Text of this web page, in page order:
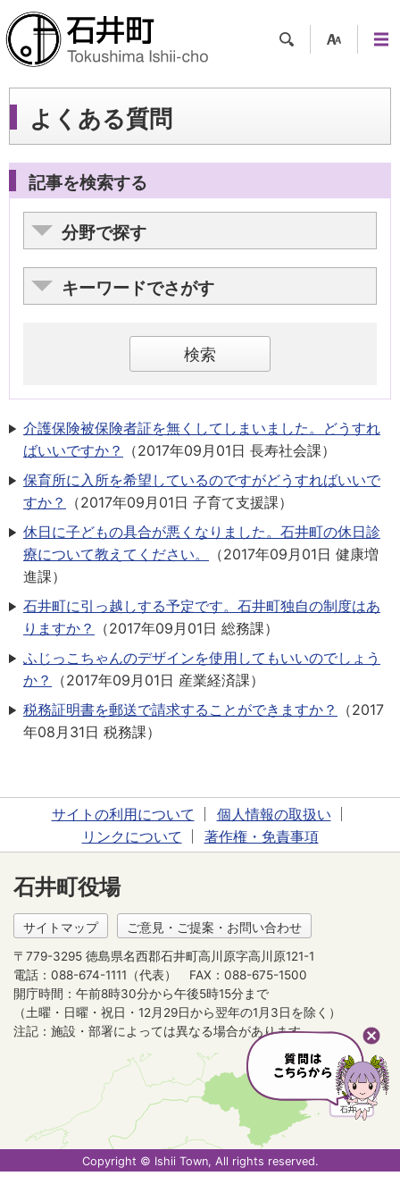
ツー
ュー
よくある質問
記事を検索する
分野で探す
キーワードでさがす
介護保険被保険者証を無くしてしまいました。どうすれ
ばいいですか？
（2017年09月01日 長寿社会課）
保育所に入所を希望しているのですがどうすればいいで
すか？
（2017年09月01日 子育て支援課）
休日に子どもの具合が悪くなりました。石井町の休日診
療について教えてください。
（2017年09月01日 健康増
進課）
石井町に引っ越しする予定です。石井町独自の制度はあ
りますか？
（2017年09月01日 総務課）
ふじっこちゃんのデザインを使用してもいいのでしょう
か？
（2017年09月01日 産業経済課）
税務証明書を郵送で請求することができますか？
（2017
年08月31日 税務課）
サイトの利用について
個人情報の取扱い
リンクについて
著作権・免責事項
石井町役場
サイトマップ ご意見・ご提案・お問い合わせ
〒779-3295 徳島県名西郡石井町高川原字高川原121-1
電話：088-674-1111（代表）
FAX：088-675-1500
開庁時間：午前8時30分から午後5時15分まで
（土曜・日曜・祝日・12月29日から翌年の1月3日を除く）
注記：施設・部署によっては異なる場合があります。
Copyright © Ishii Town, All rights reserved.